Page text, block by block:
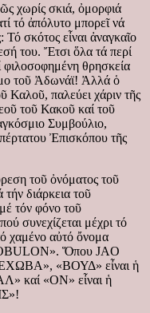
χωρίς σκιά, ὀμορφιά
τό ἀπόλυτο μπορεῖ νά
σκότος εἶναι ἀναγκαῖο
του. Ἔτσι ὅλα τά περί
φιλοσοφημένη θρησκεία
τοῦ Ἀδωνάϊ! Ἀλλά ὁ
Καλοῦ, παλεύει χάριν τῆς
τοῦ Κακοῦ καί τοῦ
Συμβούλιο,
Ἐπισκόπου τῆς
τοῦ ὀνόματος τοῦ
διάρκεια τοῦ
τόν φόνο τοῦ
συνεχίζεται μέχρι τό
χαμένο αὐτό ὄνομα
Ὅπου JAO
«ΒΟΥΔ» εἶναι ἡ
καί «ΟΝ» εἶναι ἡ